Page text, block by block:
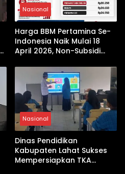
Nasional
Harga BBM Pertamina Se-
Indonesia Naik Mulai 18
April 2026, Non-Subsidi
Nasional
Dinas Pendidikan
Kabupaten Lahat Sukses
Mempersiapkan TKA